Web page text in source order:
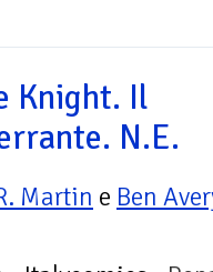
Knight. Il
N.E.
Martin e Ben